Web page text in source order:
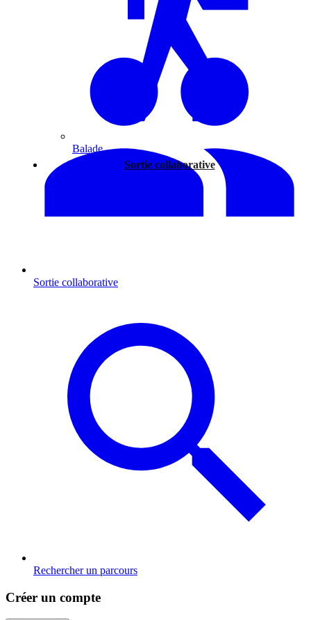
Balade
Sortie collaborative
Sortie collaborative
Rechercher un parcours
Créer un compte